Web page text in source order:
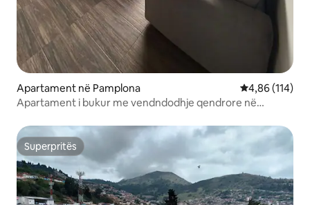
Apartament në Pamplona Vlerësimi
4,86 (114)
Apartament i bukur me vendndodhje qendrore në
Superpritës
Superpritës